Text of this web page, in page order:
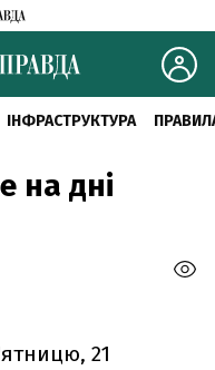
ІНФРАСТРУКТУРА
на дні
21